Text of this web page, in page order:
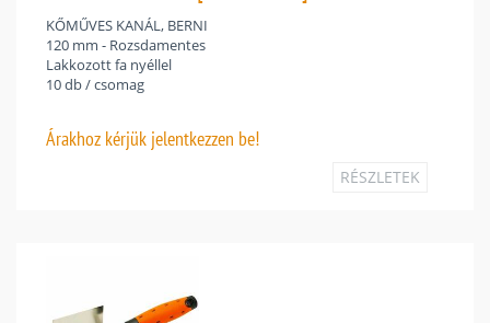
KŐMŰVES KANÁL, BERNI
120 mm - Rozsdamentes
Lakkozott fa nyéllel
10 db / csomag
Árakhoz kérjük jelentkezzen be!
RÉSZLETEK